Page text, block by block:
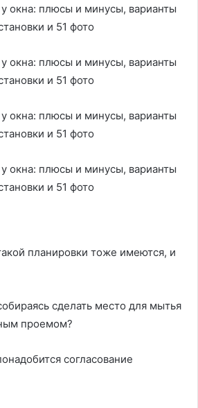
планировки тоже имеются, и
сделать место для мытья
проемом?
согласование